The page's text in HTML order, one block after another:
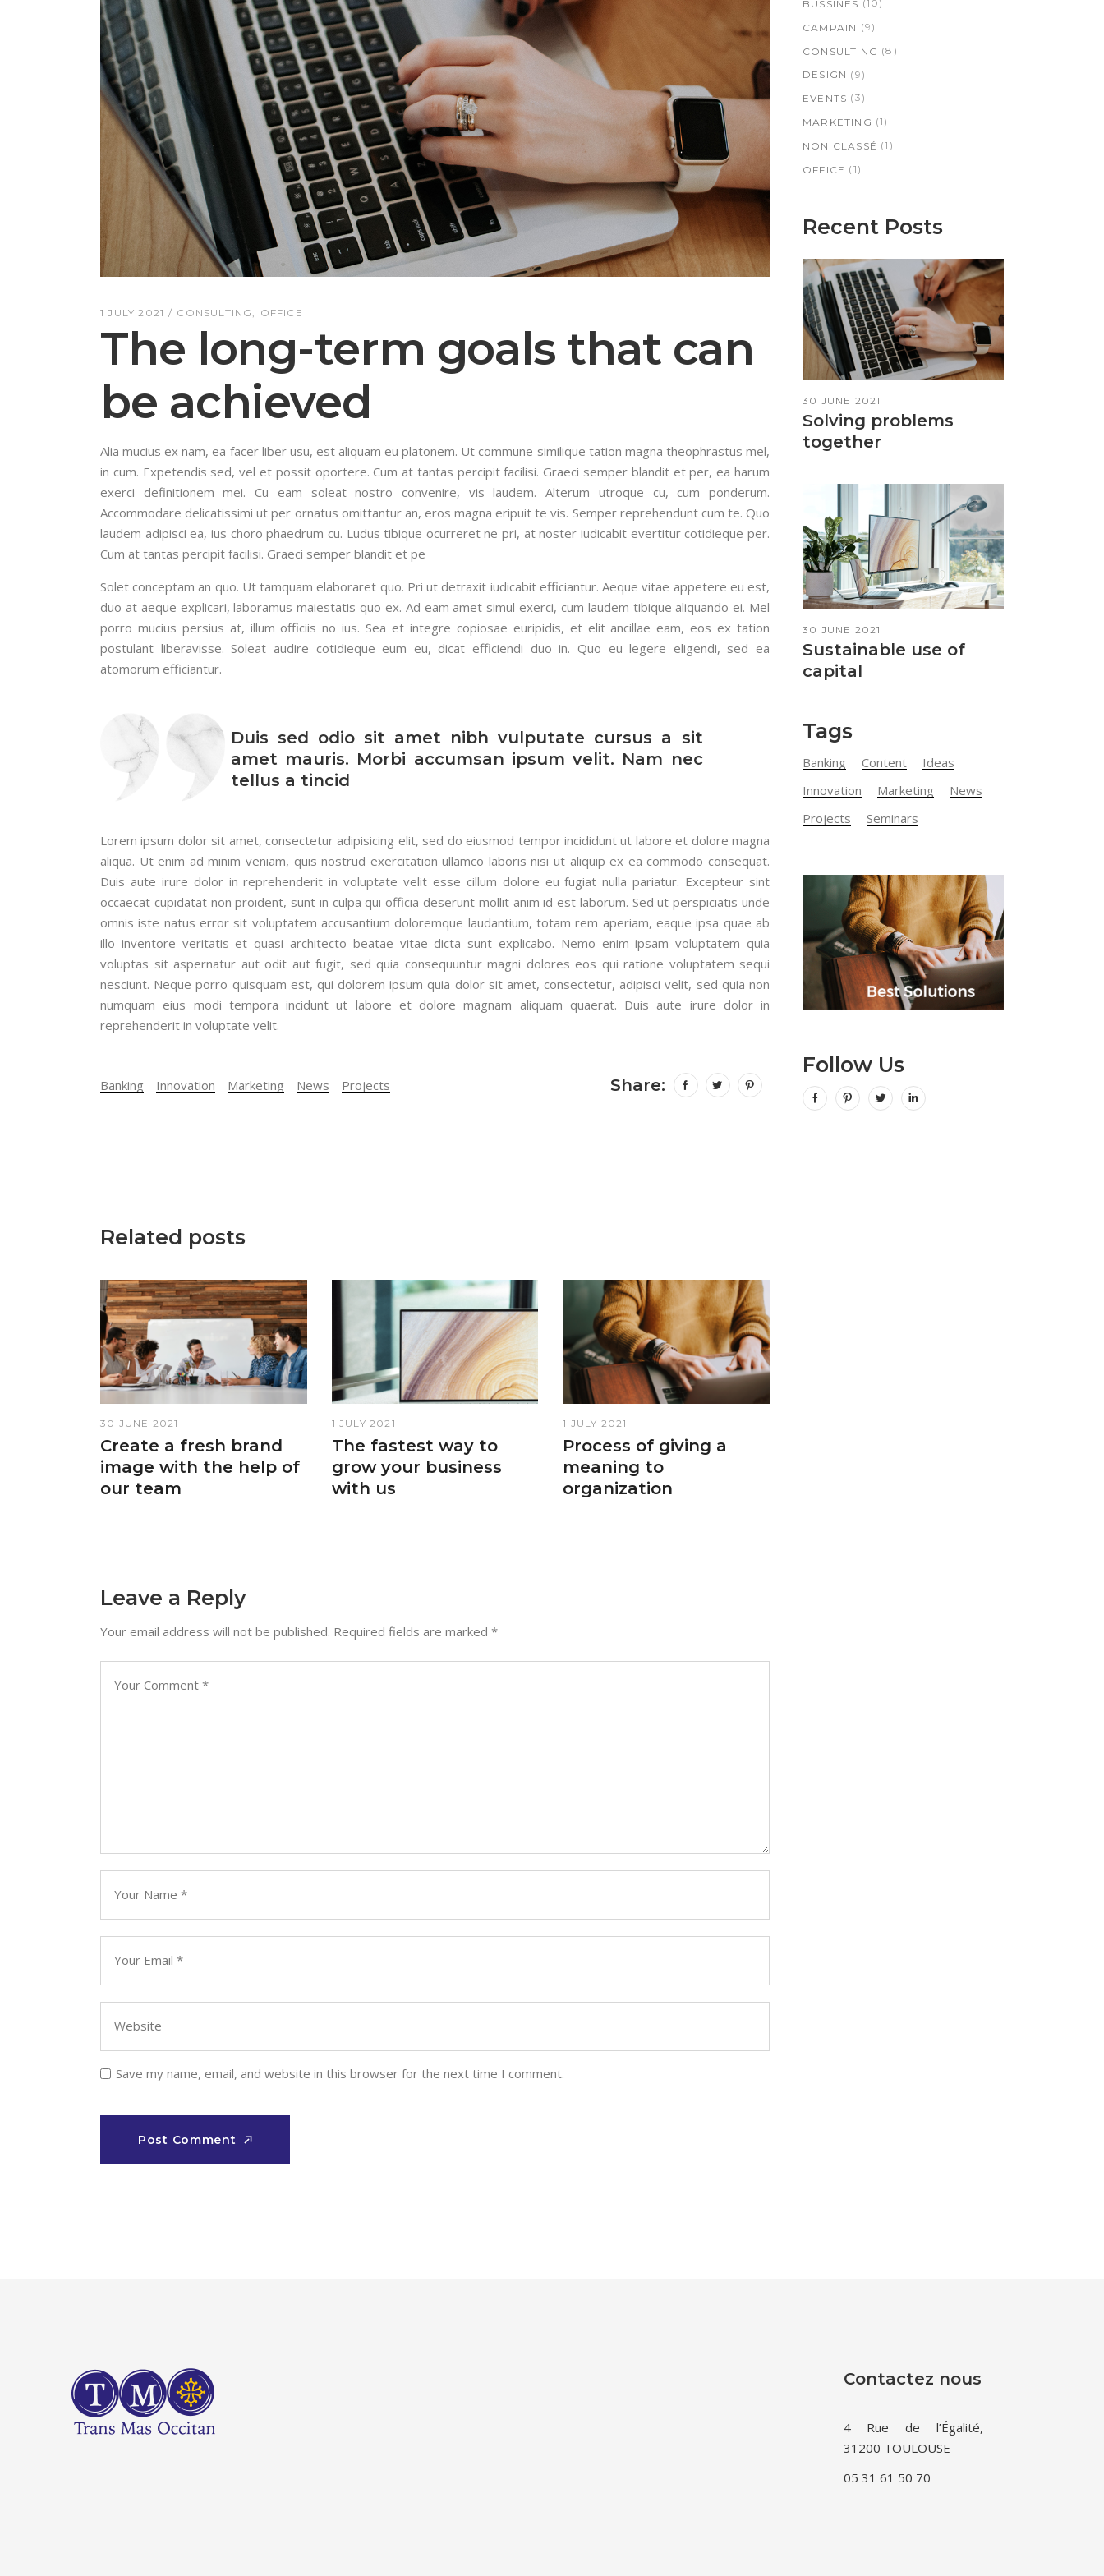
1 JULY 2021 CONSULTING OFFICE
The long-term goals that can
be achieved
Alia mucius ex nam, ea facer liber usu, est aliquam eu platonem. Ut commune similique tation magna theophrastus mel,
in cum. Expetendis sed, vel et possit oportere. Cum at tantas percipit facilisi. Graeci semper blandit et per, ea harum
exerci definitionem mei. Cu eam soleat nostro convenire, vis laudem. Alterum utroque cu, cum ponderum.
Accommodare delicatissimi ut per ornatus omittantur an, eros magna eripuit te vis. Semper reprehendunt cum te. Quo
laudem adipisci ea, ius choro phaedrum cu. Ludus tibique ocurreret ne pri, at noster iudicabit evertitur cotidieque per.
Cum at tantas percipit facilisi. Graeci semper blandit et pe
Solet conceptam an quo. Ut tamquam elaboraret quo. Pri ut detraxit iudicabit efficiantur. Aeque vitae appetere eu est,
duo at aeque explicari, laboramus maiestatis quo ex. Ad eam amet simul exerci, cum laudem tibique aliquando ei. Mel
porro mucius persius at, illum officiis no ius. Sea et integre copiosae euripidis, et elit ancillae eam, eos ex tation
postulant liberavisse. Soleat audire cotidieque eum eu, dicat efficiendi duo in. Quo eu legere eligendi, sed ea
atomorum efficiantur.
Duis sed odio sit amet nibh vulputate cursus a sit
amet mauris. Morbi accumsan ipsum velit. Nam nec
tellus a tincid
Lorem ipsum dolor sit amet, consectetur adipisicing elit, sed do eiusmod tempor incididunt ut labore et dolore magna
aliqua. Ut enim ad minim veniam, quis nostrud exercitation ullamco laboris nisi ut aliquip ex ea commodo consequat.
Duis aute irure dolor in reprehenderit in voluptate velit esse cillum dolore eu fugiat nulla pariatur. Excepteur sint
occaecat cupidatat non proident, sunt in culpa qui officia deserunt mollit anim id est laborum. Sed ut perspiciatis unde
omnis iste natus error sit voluptatem accusantium doloremque laudantium, totam rem aperiam, eaque ipsa quae ab
illo inventore veritatis et quasi architecto beatae vitae dicta sunt explicabo. Nemo enim ipsam voluptatem quia
voluptas sit aspernatur aut odit aut fugit, sed quia consequuntur magni dolores eos qui ratione voluptatem sequi
nesciunt. Neque porro quisquam est, qui dolorem ipsum quia dolor sit amet, consectetur, adipisci velit, sed quia non
numquam eius modi tempora incidunt ut labore et dolore magnam aliquam quaerat. Duis aute irure dolor in
reprehenderit in voluptate velit.
Banking Innovation Marketing News Projects Share:
Related posts
30 JUNE 2021
Create a fresh brand
image with the help of
our team
1 JULY 2021
The fastest way to
grow your business
with us
1 JULY 2021
Process of giving a
meaning to
organization
Leave a Reply
Your email address will not be published. Required fields are marked *
Save my name, email, and website in this browser for the next time I comment.
Post Comment
BUSSINES (10)
CAMPAIN (9)
CONSULTING (8)
DESIGN (9)
EVENTS (3)
MARKETING (1)
NON CLASSÉ (1)
OFFICE (1)
Recent Posts
30 JUNE 2021
Solving problems
together
30 JUNE 2021
Sustainable use of
capital
Tags
Banking Content
Ideas
Innovation
Marketing
News
Projects
Seminars
Follow Us
Contactez nous
4 Rue de l’Égalité,
31200 TOULOUSE
05 31 61 50 70